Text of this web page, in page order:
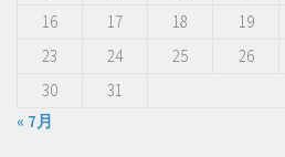
16
17 18 19
23
24 25 26
30
31
« 7月